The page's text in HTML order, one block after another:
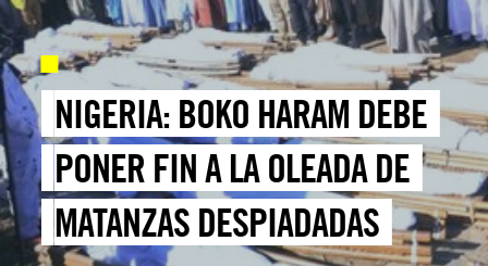
NIGERIA: BOKO HARAM DEBE
PONER FIN A LA OLEADA DE
MATANZAS DESPIADADAS